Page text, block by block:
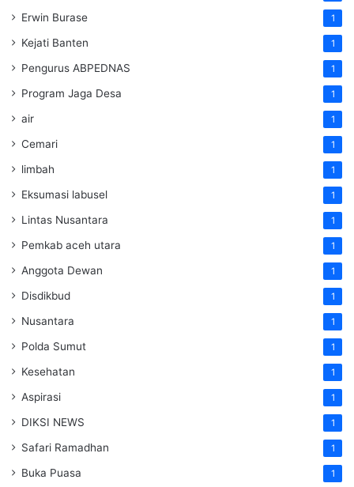
Erwin Burase 1
Kejati Banten 1
Pengurus ABPEDNAS 1
Program Jaga Desa 1
air 1
Cemari 1
limbah 1
Eksumasi labusel 1
Lintas Nusantara 1
Pemkab aceh utara 1
Anggota Dewan 1
Disdikbud 1
Nusantara 1
Polda Sumut 1
Kesehatan 1
Aspirasi 1
DIKSI NEWS 1
Safari Ramadhan 1
Buka Puasa 1